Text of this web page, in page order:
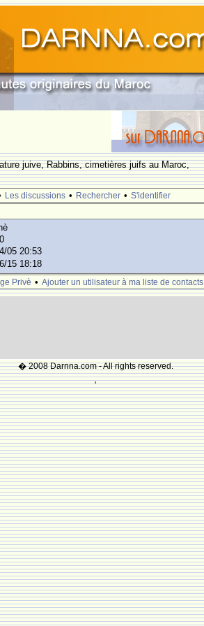
juive, Rabbins, cimetières juifs au Maroc,
Les discussions • Rechercher • S'identifier
05 20:53
15 18:18
Privè • Ajouter un utilisateur à ma liste de contacts
� 2008 Darnna.com - All rights reserved.
'